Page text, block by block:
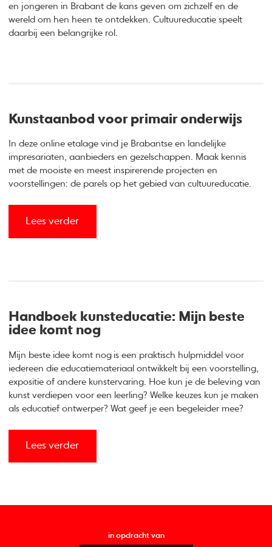
en jongeren in Brabant de kans geven om zichzelf en de
wereld om hen heen te ontdekken. Cultuureducatie speelt
daarbij een belangrijke rol.
Kunstaanbod voor primair onderwijs
In deze online etalage vind je Brabantse en landelijke
impresariaten, aanbieders en gezelschappen. Maak kennis
met de mooiste en meest inspirerende projecten en
voorstellingen: de parels op het gebied van cultuureducatie.
Lees verder
Handboek kunsteducatie: Mijn beste
idee komt nog
Mijn beste idee komt nog is een praktisch hulpmiddel voor
iedereen die educatiemateriaal ontwikkelt bij een voorstelling,
expositie of andere kunstervaring. Hoe kun je de beleving van
kunst verdiepen voor een leerling? Welke keuzes kun je maken
als educatief ontwerper? Wat geef je een begeleider mee?
Lees verder
in opdracht van